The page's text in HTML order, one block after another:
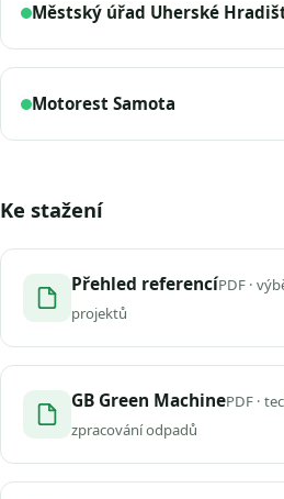
Městský úřad Uherské
Motorest Samota
Ke stažení
Přehled referencíPDF ·
projektů
GB Green MachinePDF ·
zpracování odpadů